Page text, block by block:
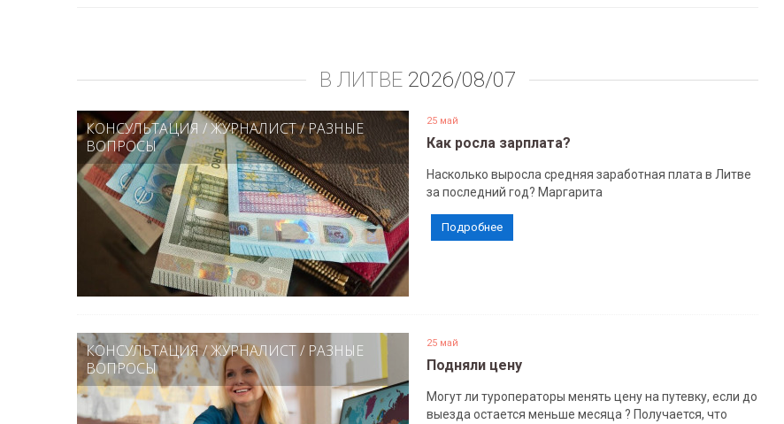
В ЛИТВЕ 2026/08/07
КОНСУЛЬТАЦИЯ /ЖУРНАЛИСТ/РАЗНЫЕ
ВОПРОСЫ
25 май
Как росла зарплата?
Насколько выросла средняя заработная плата в Литве
за последний год? Маргарита
Подробнее
КОНСУЛЬТАЦИЯ/ЖУРНАЛИСТ/ РАЗНЫЕ
ВОПРОСЫ
25 май
Подняли цену
Могут ли туроператоры менять цену на путевку, если до
выезда остается меньше месяца ? Получается, что